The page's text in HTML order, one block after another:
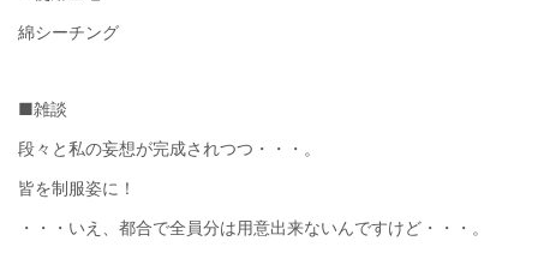
綿シーチング
■雑談
段々と私の妄想が完成されつつ・・・。
皆を制服姿に！
・・・いえ、都合で全員分は用意出来ないんですけど・・・。